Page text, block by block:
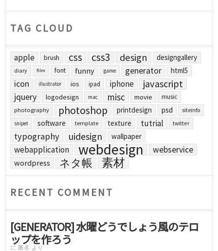
TAG CLOUD
apple brush css css3 design designgallery
diary film font funny game generator html5
icon illustrator ios ipad iphone javascript
jquery logodesign mac misc movie music
photography photoshop printdesign psd siteinfo
snipet software template texture tutrial twitter
typography uidesign wallpaper
webapplication webdesign webservice
wordpress ネタ帳 素材
RECENT COMMENT
[GENERATOR] 水曜どうでしょう風のテロ
ップを作ろう
に 匿名 より